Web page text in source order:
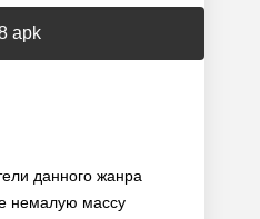
apk
данного жанра
немалую массу